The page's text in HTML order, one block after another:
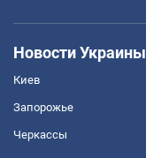
Новости Украины
Киев
Запорожье
Черкассы